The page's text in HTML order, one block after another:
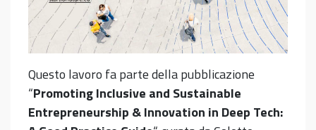
Questo lavoro fa parte della pubblicazione
“Promoting Inclusive and Sustainable
Entrepreneurship & Innovation in Deep Tech: